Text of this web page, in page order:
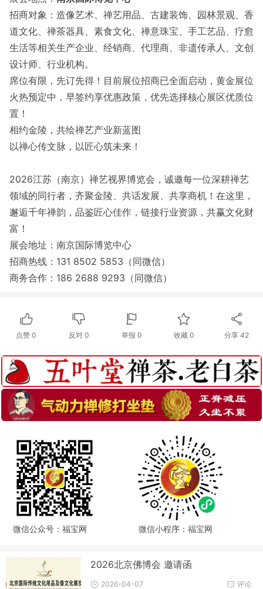
招商对象：造像艺术、禅艺用品、古建装饰、园林景观、香
道文化、禅茶器具、素食文化、禅意珠宝、手工艺品、疗愈
生活等相关生产企业、经销商、代理商、非遗传承人、文创
设计师、行业机构。
席位有限，先订先得！目前展位招商已全面启动，黄金展位
火热预定中，早签约享优惠政策，优先选择核心展区优质位
置！
相约金陵，共绘禅艺产业新蓝图
以禅心传文脉，以匠心筑未来！
2026江苏（南京）禅艺视界博览会，诚邀每一位深耕禅艺
领域的同行者，齐聚金陵、共话发展、共享商机！在这里，
邂逅千年禅韵，品鉴匠心佳作，链接行业资源，共赢文化财
富！
展会地址：南京国际博览中心
招商热线：131 8502 5853（同微信）
商务合作：186 2688 9293（同微信）
点赞0 反对 0 举报 0 收藏 0 分享42
微信公众号：福宝网 微信小程序：福宝网
2026北京佛博会 邀请函
评论
2026-04-07